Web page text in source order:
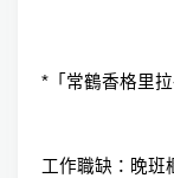
*「常鶴香格里
工作職缺：晚班